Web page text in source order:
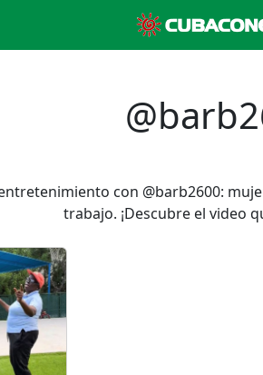
con @barb2600:
trabajo. ¡Descubre el video